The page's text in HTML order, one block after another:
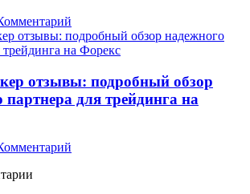
отзывы: подробный обзор
партнера для трейдинга на